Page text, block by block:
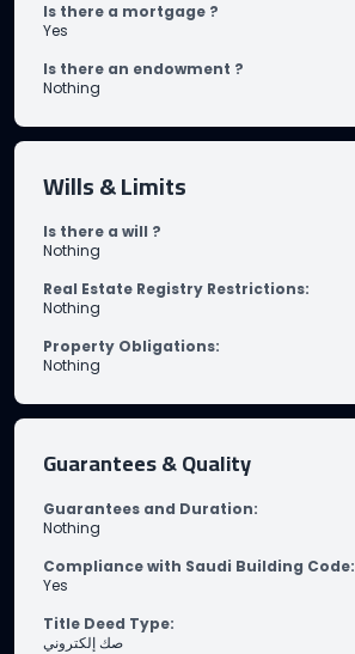
Is there a mortgage ?
Yes
Is there an endowment ?
Nothing
Wills & Limits
Is there a will ?
Nothing
Real Estate Registry Restrictions:
Nothing
Property Obligations:
Nothing
Guarantees & Quality
Guarantees and Duration:
Nothing
Compliance with Saudi Building Code:
Yes
Title Deed Type:
صك إلكتروني